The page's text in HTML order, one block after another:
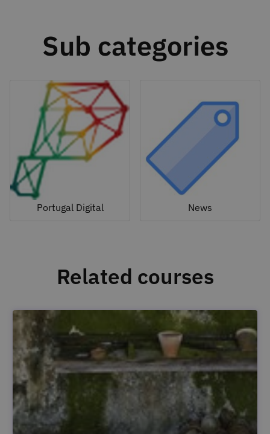
Sub categories
Portugal Digital News
Related courses